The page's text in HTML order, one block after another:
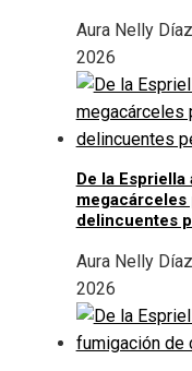
Aura Nelly Díaz
2026
De la Espriella
megacárceles
delincuentes
Aura Nelly Díaz
2026